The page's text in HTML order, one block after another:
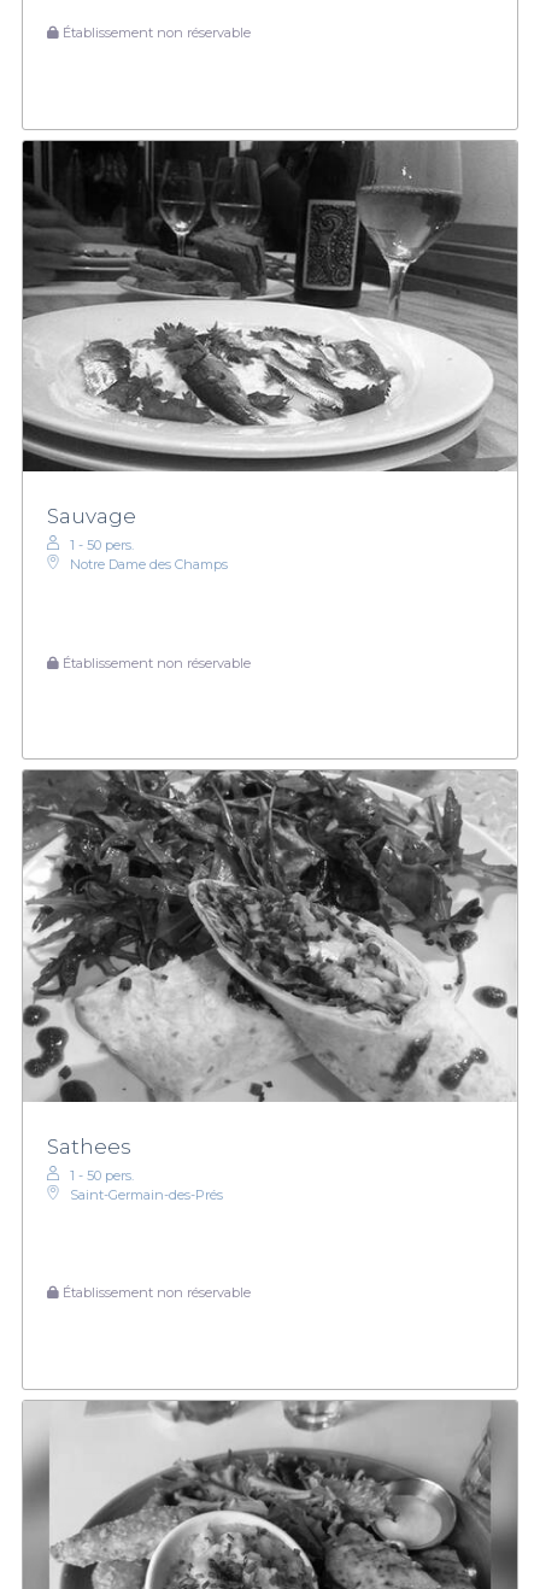
Établissement non réservable
Sauvage
1 - 50 pers.
Notre Dame des Champs
Établissement non réservable
Sathees
1 - 50 pers.
Saint-Germain-des-Prés
Établissement non réservable